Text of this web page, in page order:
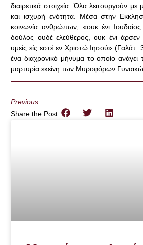
διαιρετικά στοιχεία. Όλα λειτουργούν με
και ισχυρή ενότητα. Μέσα στην
κοινωνία ανθρώπων, «ουκ ένι
δούλος ουδέ ελεύθερος, ουκ ένι
υμείς είς εστέ εν Χριστώ Ιησού» (Γαλάτ.
ένα διαχρονικό μήνυμα το οποίο
μαρτυρία εκείνη των Μυροφόρων
Previous
Share the Post: